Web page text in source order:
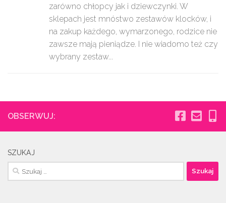
zarówno chłopcy jak i dziewczynki. W
sklepach jest mnóstwo zestawów klocków, i
na zakup każdego, wymarzonego, rodzice nie
zawsze mają pieniądze. I nie wiadomo też czy
wybrany zestaw...
OBSERWUJ:
SZUKAJ
Szukaj: